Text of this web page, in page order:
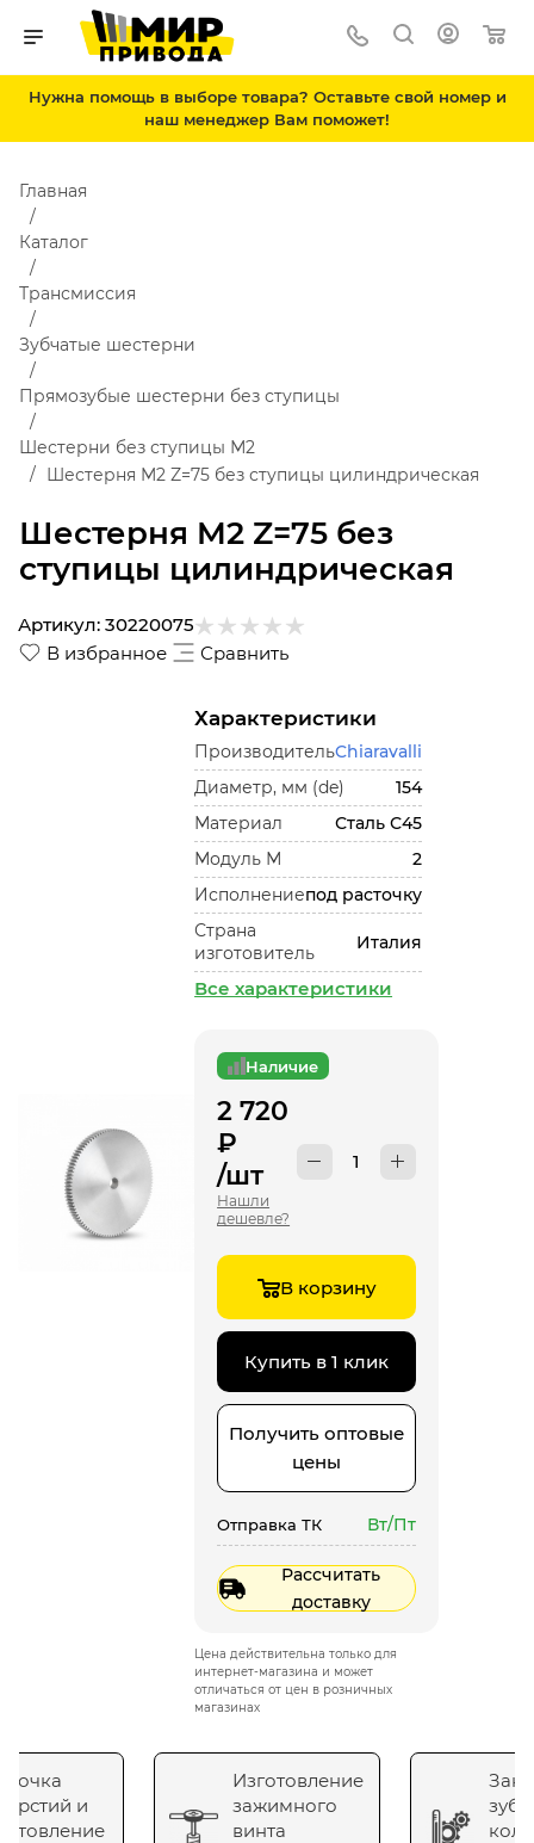
Нужна помощь в выборе товара? Оставьте свой номер и
наш менеджер Вам поможет!
Шестерня M2 Z=75 без
ступицы цилиндрическая
Главная
Каталог
Трансмиссия
Зубчатые шестерни
Прямозубые шестерни без ступицы
Шестерни без ступицы М2
Шестерня M2 Z=75 без ступицы цилиндрическая
В избранное Сравнить
Артикул: 30220075
Характеристики
ПроизводительChiaravalli
Диаметр, мм (de)
154
Материал
Сталь С45
Модуль М
2
Исполнениепод расточку
Страна
изготовитель
Италия
Все характеристики
Наличие
2 720
₽
/шт
Нашли
дешевле?
В корзину
Купить в 1 клик
Получить оптовые
цены
Отправка ТК Вт/Пт
Рассчитать
доставку
Цена действительна только для
интернет-магазина и может
отличаться от цен в розничных
магазинах
и
Изготовление
зажимного
винта